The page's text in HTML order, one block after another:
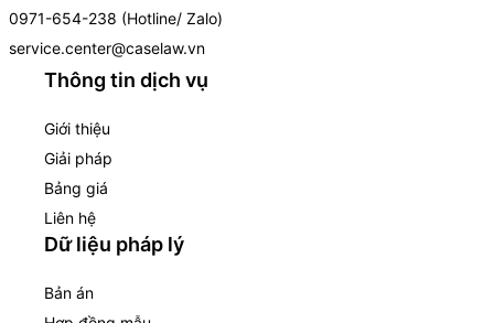
0971-654-238 (Hotline/ Zalo)
service.center@caselaw.vn
Thông tin dịch vụ
Giới thiệu
Giải pháp
Bảng giá
Liên hệ
Dữ liệu pháp lý
Bản án